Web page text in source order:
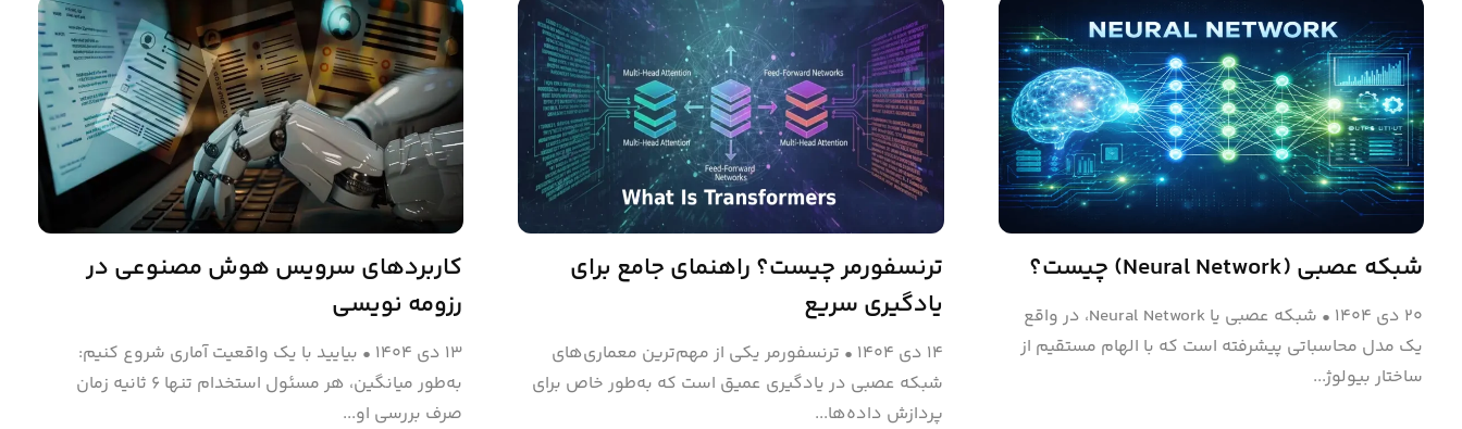
شبکه عصبی (Neural Network) چیست؟
۲۰ دی ۱۴۰۴ •
شبکه عصبی یا Neural Network، در واقع
یک مدل محاسباتی پیشرفته است که با الهام مستقیم از
ساختار بیولوژ...
ترنسفورمر چیست؟ راهنمای جامع برای
یادگیری سریع
۱۴ دی ۱۴۰۴ • ترنسفورمر یکی از مهم‌ترین معماری‌های
شبکه عصبی در یادگیری عمیق است که به‌طور خاص برای
پردازش داده‌ها...
کاربردهای سرویس هوش مصنوعی در
رزومه نویسی
۱۳ دی ۱۴۰۴ • بیایید با یک واقعیت آماری شروع کنیم:
به‌طور میانگین، هر مسئول استخدام تنها ۶ ثانیه زمان
صرف بررسی او...